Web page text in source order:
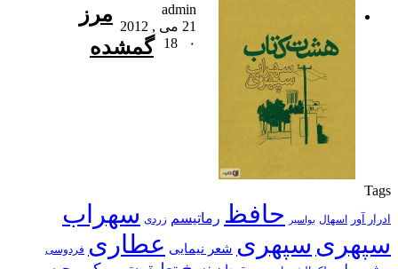
admin
21 می , 2012
۰
مرز
گمشده
Tags
ادرار آور اسهال بواسیر حافظ رماتیسم زردی سهراب
سپهری سپهری شعر نیمایی عطاری فردوسی